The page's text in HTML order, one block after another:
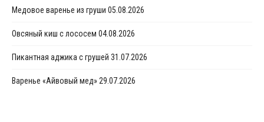
Медовое варенье из груши 05.08.2026
Овсяный киш с лососем 04.08.2026
Пикантная аджика с грушей 31.07.2026
Варенье «Айвовый мед»29.07.2026